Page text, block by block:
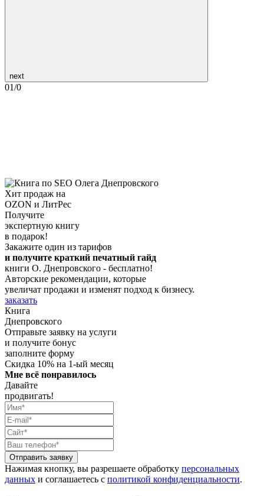
next
01/0
Хит продаж на
OZON и ЛитРес
Получите
экспертную книгу
в подарок!
Закажите один из тарифов
и получите краткий печатный гайд
книги О. Днепровского - бесплатно!
Авторские рекомендации, которые
увеличат продажи и изменят подход к бизнесу.
заказать
Книга
Днепровского
Отправьте заявку на услуги
и получите бонус
заполните форму
Скидка 10% на 1-ый месяц
Мне всё понравилось
Давайте
продвигать!
Отправить заявку
Нажимая кнопку, вы разрешаете обработку персональных
данных и соглашаетесь с политикой конфиденциальности.